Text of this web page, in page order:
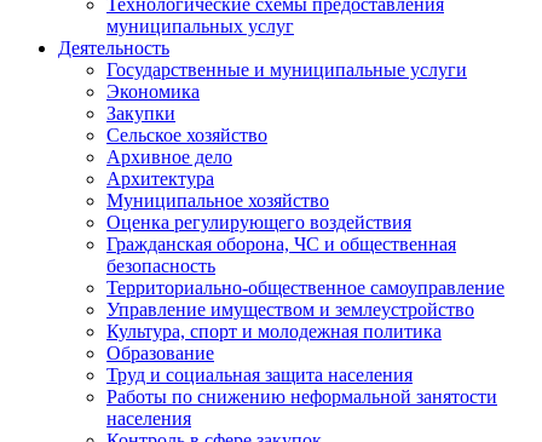
Технологические схемы предоставления
муниципальных услуг
Деятельность
Государственные и муниципальные услуги
Экономика
Закупки
Сельское хозяйство
Архивное дело
Архитектура
Муниципальное хозяйство
Оценка регулирующего воздействия
Гражданская оборона, ЧС и общественная
безопасность
Территориально-общественное самоуправление
Управление имуществом и землеустройство
Культура, спорт и молодежная политика
Образование
Труд и социальная защита населения
Работы по снижению неформальной занятости
населения